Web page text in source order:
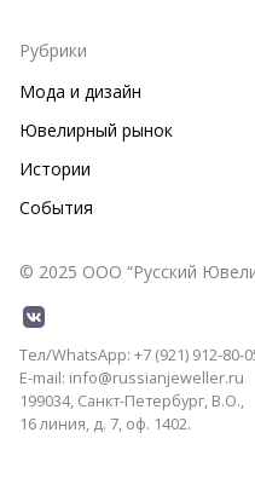
© 2025 ООО “Русский
Тел/WhatsApp: +7 (921) 912-80-
E-mail: info@russianjeweller.ru
199034, Санкт-Петербург, В.О.,
16 линия, д. 7, оф. 1402.
Рубрики
Мода и дизайн
Ювелирный рынок
Истории
События